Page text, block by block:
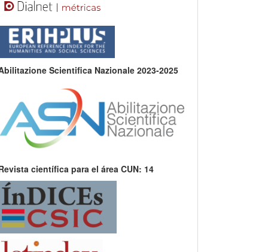
Scientifica Nazionale 2023-2025
científica para el área CUN: 14